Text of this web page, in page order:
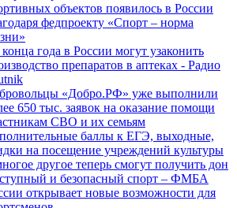
объектов появилось в России
федпроекту «Спорт – норма
года в России могут узаконить
препаратов в аптеках - Радио
«Добро.РФ» уже выполнили
650 тыс. заявок на оказание помощи
СВО и их семьям
баллы к ЕГЭ, выходные,
на посещение учреждений культуры
другое теперь смогут получить дон
и безопасный спорт – ФМБА
открывает новые возможности для